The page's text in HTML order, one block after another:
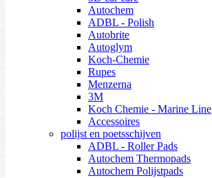
Autochem
ADBL - Polish
Autobrite
Autoglym
Koch-Chemie
Rupes
Menzerna
3M
Koch Chemie - Marine Line
Accessoires
polijst en poetsschijven
ADBL - Roller Pads
Autochem Thermopads
Autochem Polijstpads